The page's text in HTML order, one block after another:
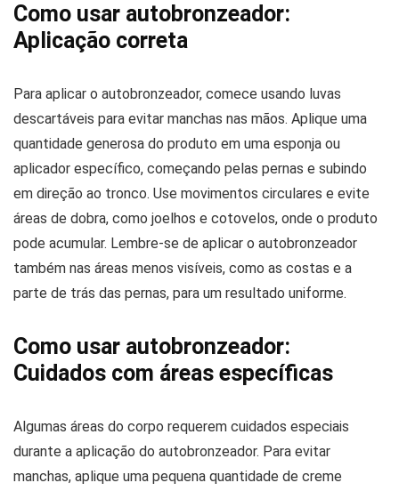
Como usar autobronzeador:
Aplicação correta
Para aplicar o autobronzeador, comece usando luvas
descartáveis para evitar manchas nas mãos. Aplique uma
quantidade generosa do produto em uma esponja ou
aplicador específico, começando pelas pernas e subindo
em direção ao tronco. Use movimentos circulares e evite
áreas de dobra, como joelhos e cotovelos, onde o produto
pode acumular. Lembre-se de aplicar o autobronzeador
também nas áreas menos visíveis, como as costas e a
parte de trás das pernas, para um resultado uniforme.
Como usar autobronzeador:
Cuidados com áreas específicas
Algumas áreas do corpo requerem cuidados especiais
durante a aplicação do autobronzeador. Para evitar
manchas, aplique uma pequena quantidade de creme